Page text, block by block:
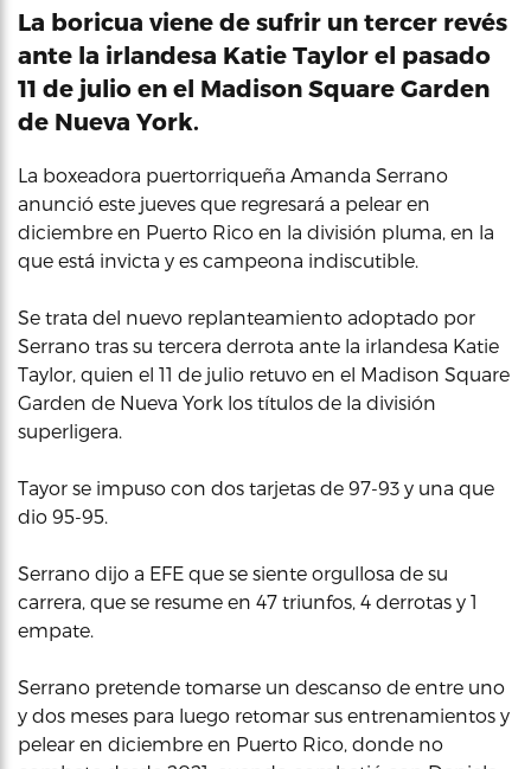
La boricua viene de sufrir un tercer revés
ante la irlandesa Katie Taylor el pasado
11 de julio en el Madison Square Garden
de Nueva York.
La boxeadora puertorriqueña Amanda Serrano
anunció este jueves que regresará a pelear en
diciembre en Puerto Rico en la división pluma, en la
que está invicta y es campeona indiscutible.
Se trata del nuevo replanteamiento adoptado por
Serrano tras su tercera derrota ante la irlandesa Katie
Taylor, quien el 11 de julio retuvo en el Madison Square
Garden de Nueva York los títulos de la división
superligera.
Tayor se impuso con dos tarjetas de 97-93 y una que
dio 95-95.
Serrano dijo a EFE que se siente orgullosa de su
carrera, que se resume en 47 triunfos, 4 derrotas y 1
empate.
Serrano pretende tomarse un descanso de entre uno
y dos meses para luego retomar sus entrenamientos y
pelear en diciembre en Puerto Rico, donde no